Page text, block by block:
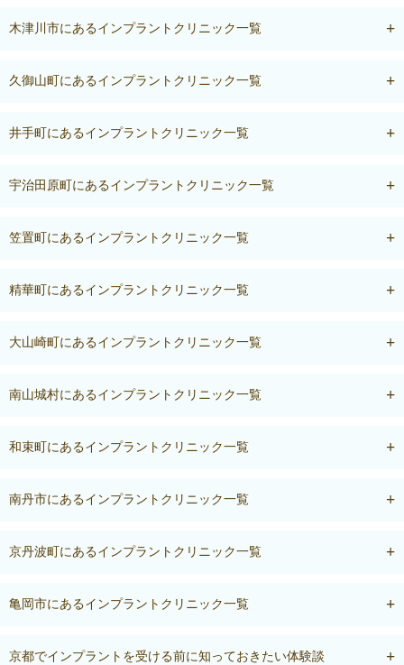
木津川市にあるインプラントクリニック一覧
久御山町にあるインプラントクリニック一覧
井手町にあるインプラントクリニック一覧
宇治田原町にあるインプラントクリニック一覧
笠置町にあるインプラントクリニック一覧
精華町にあるインプラントクリニック一覧
大山崎町にあるインプラントクリニック一覧
南山城村にあるインプラントクリニック一覧
和束町にあるインプラントクリニック一覧
南丹市にあるインプラントクリニック一覧
京丹波町にあるインプラントクリニック一覧
亀岡市にあるインプラントクリニック一覧
京都でインプラントを受ける前に知っておきたい体験談